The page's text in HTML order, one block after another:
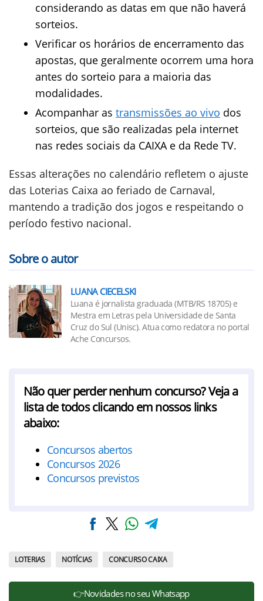
considerando as datas em que não haverá
sorteios.
Verificar os horários de encerramento das
apostas, que geralmente ocorrem uma hora
antes do sorteio para a maioria das
modalidades.
Acompanhar as transmissões ao vivo dos
sorteios, que são realizadas pela internet
nas redes sociais da CAIXA e da Rede TV.
Essas alterações no calendário refletem o ajuste
das Loterias Caixa ao feriado de Carnaval,
mantendo a tradição dos jogos e respeitando o
período festivo nacional.
Sobre o autor
LUANA CIECELSKI
Luana é jornalista graduada (MTB/RS 18705) e
Mestra em Letras pela Universidade de Santa
Cruz do Sul (Unisc). Atua como redatora no portal
Ache Concursos.
Não quer perder nenhum concurso? Veja a
lista de todos clicando em nossos links
abaixo:
Concursos abertos
Concursos 2026
Concursos previstos
LOTERIAS NOTÍCIAS CONCURSO CAIXA
👉Novidades no seu Whatsapp